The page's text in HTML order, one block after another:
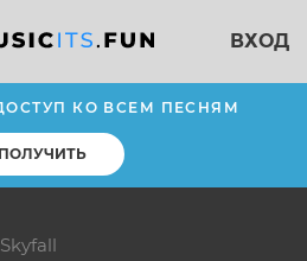
ВХОД
КО ВСЕМ ПЕСНЯМ
ПОЛУЧИТЬ
Skyfall